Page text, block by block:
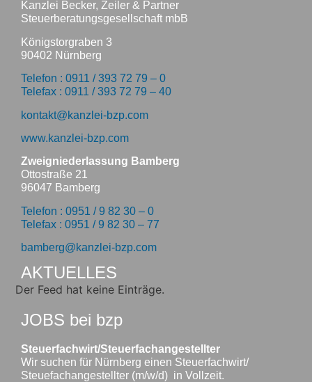
Kanzlei Becker, Zeiler & Partner
Steuerberatungsgesellschaft mbB
Königstorgraben 3
90402 Nürnberg
Telefon : 0911 / 393 72 79 – 0
Telefax : 0911 / 393 72 79 – 40
kontakt@kanzlei-bzp.com
www.kanzlei-bzp.com
Zweigniederlassung Bamberg
Ottostraße 21
96047 Bamberg
Telefon : 0951 / 9 82 30 – 0
Telefax : 0951 / 9 82 30 – 77
bamberg@kanzlei-bzp.com
AKTUELLES
Der Feed hat keine Einträge.
JOBS bei bzp
Steuerfachwirt/Steuerfachangestellter
Wir suchen für Nürnberg einen Steuerfachwirt/
Steuefachangestellter (m/w/d) in Vollzeit.